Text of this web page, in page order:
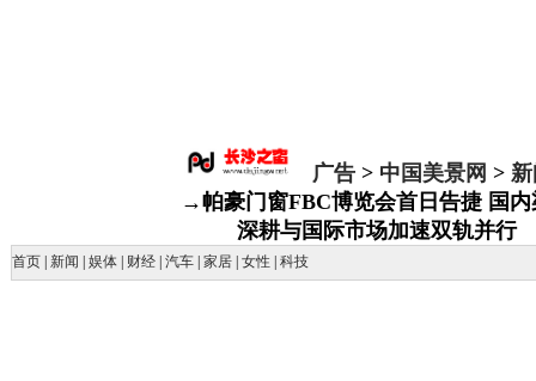
广告> 中国美景网 >
→帕豪门窗FBC博览会首日告捷 国内
深耕与国际市场加速双轨并行
首页 新闻 娱体 财经 汽车 家居 女性 科技